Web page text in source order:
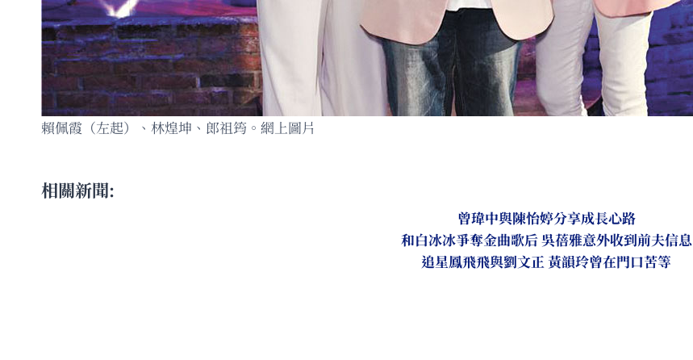
賴佩霞（左起）、林煌坤、郎祖筠。網上圖片
相關新聞:
曾瑋中與陳怡婷分享成長心路
和白冰冰爭奪金曲歌后 吳蓓雅意外收到前夫信息
追星鳳飛飛與劉文正 黃韻玲曾在門口苦等